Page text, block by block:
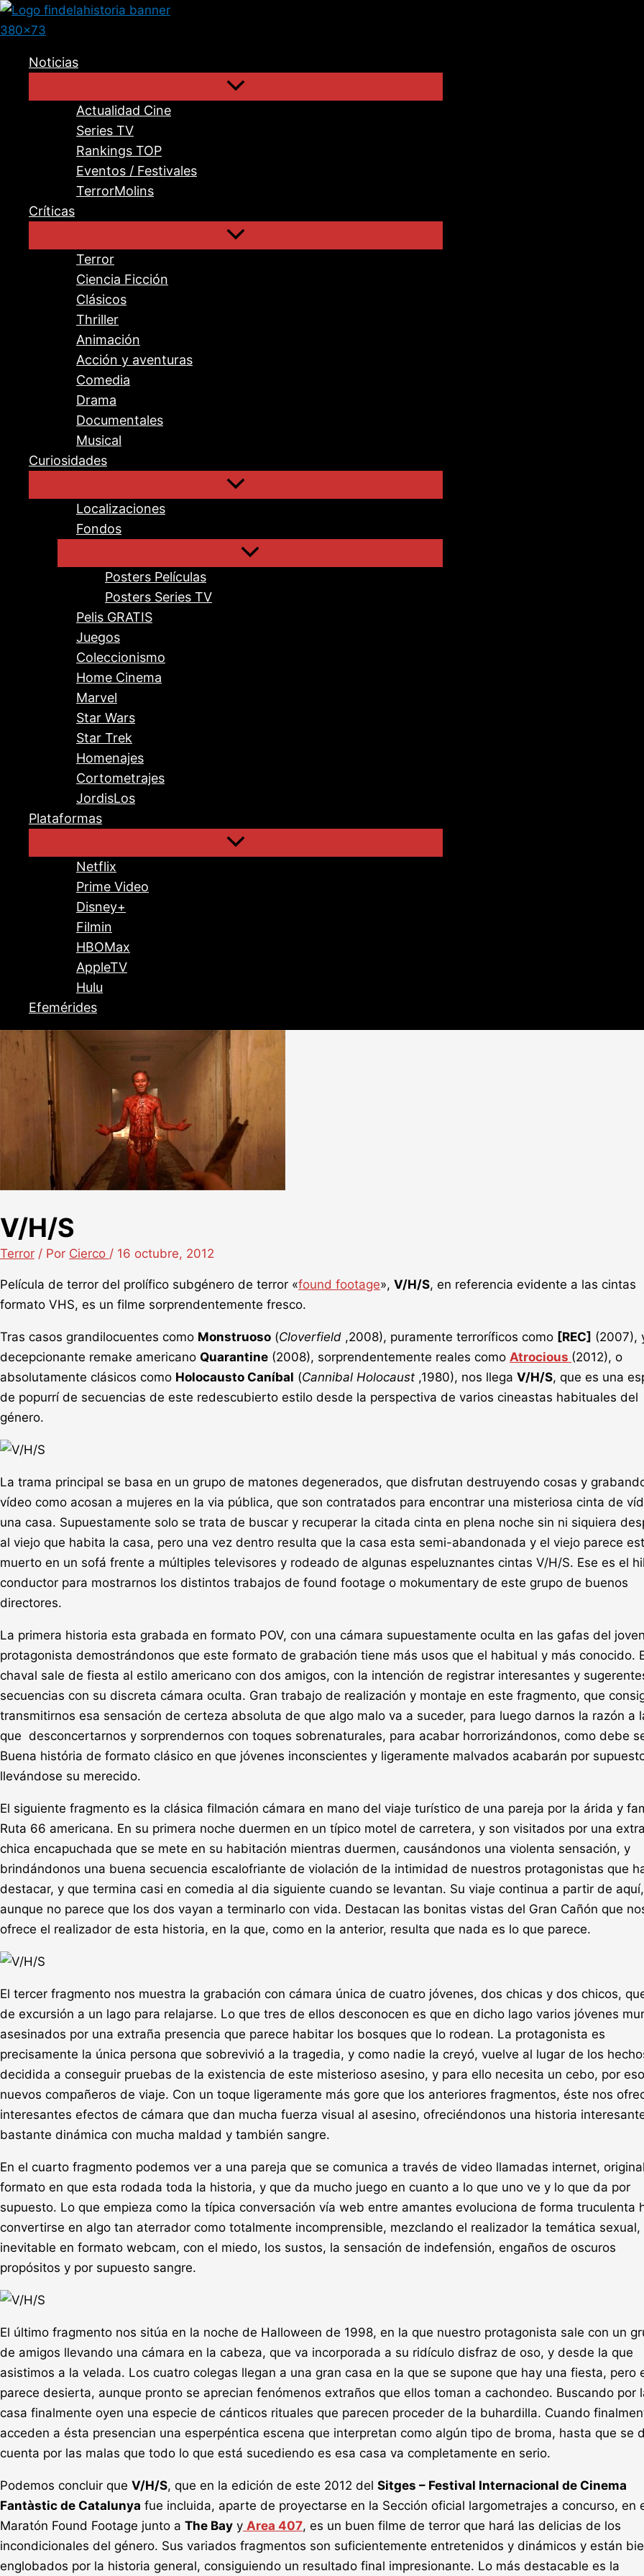
Ir
al
Noticias
Actualidad Cine
Series TV
Rankings TOP
Eventos / Festivales
TerrorMolins
Críticas
Terror
Ciencia Ficción
Clásicos
Thriller
Animación
Acción y aventuras
Comedia
Drama
Documentales
Musical
Curiosidades
Localizaciones
Fondos
Posters Películas
Posters Series TV
Pelis GRATIS
Juegos
Coleccionismo
Home Cinema
Marvel
Star Wars
Star Trek
Homenajes
Cortometrajes
JordisLos
Plataformas
Netflix
Prime Video
Disney+
Filmin
HBOMax
AppleTV
Hulu
Efemérides
V/H/S
Terror / Por Cierco / 16 octubre, 2012
Película de terror del prolífico subgénero de terror «found footage», V/H/S, en referencia evidente a las cintas
formato VHS, es un filme sorprendentemente fresco.
Tras casos grandilocuentes como Monstruoso (Cloverfield ,2008), puramente terroríficos como [REC] (2007),
decepcionante remake americano Quarantine (2008), sorprendentemente reales como Atrocious (2012), o
absolutamente clásicos como Holocausto Caníbal (Cannibal Holocaust ,1980), nos llega V/H/S, que es una
de popurrí de secuencias de este redescubierto estilo desde la perspectiva de varios cineastas habituales del
género.
La trama principal se basa en un grupo de matones degenerados, que disfrutan destruyendo cosas y
vídeo como acosan a mujeres en la via pública, que son contratados para encontrar una misteriosa cinta de
una casa. Supuestamente solo se trata de buscar y recuperar la citada cinta en plena noche sin ni siquiera
al viejo que habita la casa, pero una vez dentro resulta que la casa esta semi-abandonada y el viejo parece
muerto en un sofá frente a múltiples televisores y rodeado de algunas espeluznantes cintas V/H/S. Ese es el
conductor para mostrarnos los distintos trabajos de found footage o mokumentary de este grupo de buenos
directores.
La primera historia esta grabada en formato POV, con una cámara supuestamente oculta en las gafas del joven
protagonista demostrándonos que este formato de grabación tiene más usos que el habitual y más conocido.
chaval sale de fiesta al estilo americano con dos amigos, con la intención de registrar interesantes y
secuencias con su discreta cámara oculta. Gran trabajo de realización y montaje en este fragmento, que
transmitirnos esa sensación de certeza absoluta de que algo malo va a suceder, para luego darnos la razón a
que desconcertarnos y sorprendernos con toques sobrenaturales, para acabar horrorizándonos, como debe
Buena história de formato clásico en que jóvenes inconscientes y ligeramente malvados acabarán por
llevándose su merecido.
El siguiente fragmento es la clásica filmación cámara en mano del viaje turístico de una pareja por la árida y
Ruta 66 americana. En su primera noche duermen en un típico motel de carretera, y son visitados por una
chica encapuchada que se mete en su habitación mientras duermen, causándonos una violenta sensación, y
brindándonos una buena secuencia escalofriante de violación de la intimidad de nuestros protagonistas que
destacar, y que termina casi en comedia al dia siguiente cuando se levantan. Su viaje continua a partir de aquí,
aunque no parece que los dos vayan a terminarlo con vida. Destacan las bonitas vistas del Gran Cañón que
ofrece el realizador de esta historia, en la que, como en la anterior, resulta que nada es lo que parece.
El tercer fragmento nos muestra la grabación con cámara única de cuatro jóvenes, dos chicas y dos chicos,
de excursión a un lago para relajarse. Lo que tres de ellos desconocen es que en dicho lago varios jóvenes
asesinados por una extraña presencia que parece habitar los bosques que lo rodean. La protagonista es
precisamente la única persona que sobrevivió a la tragedia, y como nadie la creyó, vuelve al lugar de los
decidida a conseguir pruebas de la existencia de este misterioso asesino, y para ello necesita un cebo, por
nuevos compañeros de viaje. Con un toque ligeramente más gore que los anteriores fragmentos, éste nos
interesantes efectos de cámara que dan mucha fuerza visual al asesino, ofreciéndonos una historia
bastante dinámica con mucha maldad y también sangre.
En el cuarto fragmento podemos ver a una pareja que se comunica a través de video llamadas internet, original
formato en que esta rodada toda la historia, y que da mucho juego en cuanto a lo que uno ve y lo que da por
supuesto. Lo que empieza como la típica conversación vía web entre amantes evoluciona de forma truculenta
convertirse en algo tan aterrador como totalmente incomprensible, mezclando el realizador la temática sexual,
inevitable en formato webcam, con el miedo, los sustos, la sensación de indefensión, engaños de oscuros
propósitos y por supuesto sangre.
El último fragmento nos sitúa en la noche de Halloween de 1998, en la que nuestro protagonista sale con un
de amigos llevando una cámara en la cabeza, que va incorporada a su ridículo disfraz de oso, y desde la que
asistimos a la velada. Los cuatro colegas llegan a una gran casa en la que se supone que hay una fiesta, pero
parece desierta, aunque pronto se aprecian fenómenos extraños que ellos toman a cachondeo. Buscando por
casa finalmente oyen una especie de cánticos rituales que parecen proceder de la buhardilla. Cuando
acceden a ésta presencian una esperpéntica escena que interpretan como algún tipo de broma, hasta que se
cuenta por las malas que todo lo que está sucediendo es esa casa va completamente en serio.
Podemos concluir que V/H/S, que en la edición de este 2012 del Sitges – Festival Internacional de Cinema
Fantàstic de Catalunya fue incluida, aparte de proyectarse en la Sección oficial largometrajes a concurso, en
Maratón Found Footage junto a The Bay y Area 407, es un buen filme de terror que hará las delicias de los
incondicionales del género. Sus variados fragmentos son suficientemente entretenidos y dinámicos y están
englobados por la historia general, consiguiendo un resultado final impresionante. Lo más destacable es la